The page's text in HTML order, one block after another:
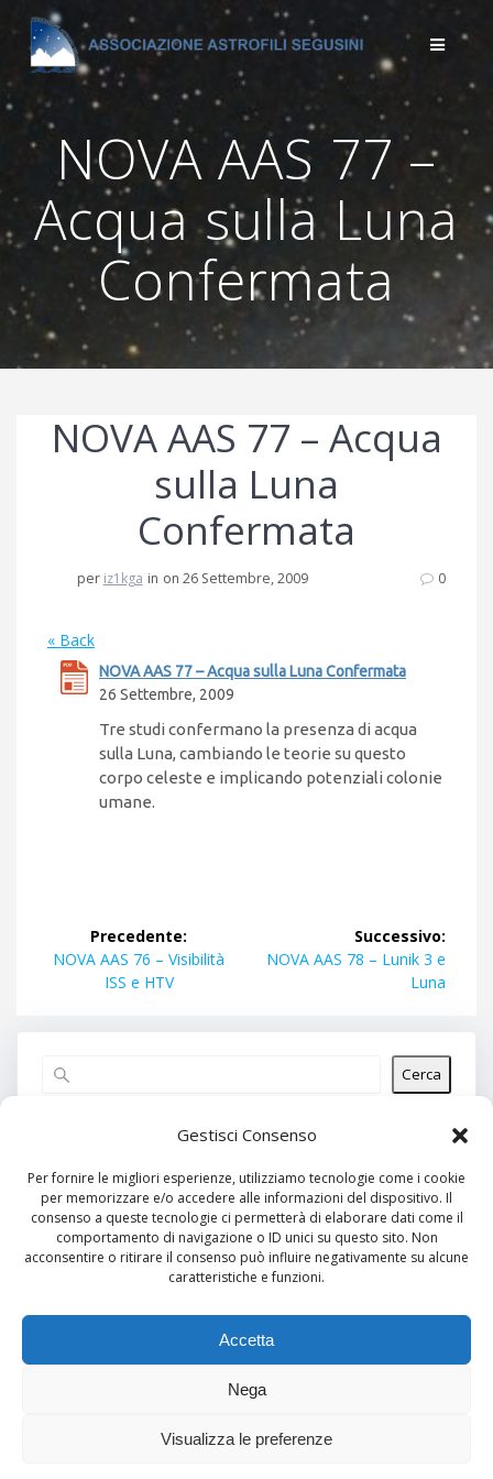
Gestisci Consenso
Per fornire le migliori esperienze, utilizziamo tecnologie come i cookie
per memorizzare e/o accedere alle informazioni del dispositivo. Il
consenso a queste tecnologie ci permetterà di elaborare dati come il
comportamento di navigazione o ID unici su questo sito. Non
acconsentire o ritirare il consenso può influire negativamente su alcune
caratteristiche e funzioni.
Accetta
Nega
Visualizza le preferenze
Salta
al
contenuto
NOVA AAS 77 –
Acqua sulla Luna
Confermata
NOVA AAS 77 – Acqua
sulla Luna
Confermata
per iz1kga in on 26 Settembre, 2009 0
« Back
NOVA AAS 77 – Acqua sulla Luna Confermata
26 Settembre, 2009
Tre studi confermano la presenza di acqua
sulla Luna, cambiando le teorie su questo
corpo celeste e implicando potenziali colonie
umane.
Navigazione
articoli
Precedente:
Articolo
precedente:
NOVA AAS 76 – Visibilità
ISS e HTV
Successivo:
Articolo
NOVA AAS 78 – Lunik 3 e
Luna
Cerca
Articoli recenti
Commenti recenti
Nessun commento da mostrare.
Nessun archivio da mostrare.
Categorie
Nessuna categoria